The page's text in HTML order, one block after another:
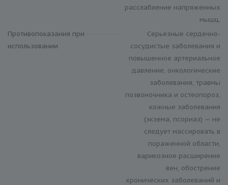
расслабление напряженных
мышц.
Противопоказания при
использовании
Серьезные сердечно-
сосудистые заболевания и
повышенное артериальное
давление, онкологические
заболевания, травмы
позвоночника и остеопороз,
кожные заболевания
(экзема, псориаз) — не
следует массировать в
пораженной области,
варикозное расширение
вен, обострение
хронических заболеваний и